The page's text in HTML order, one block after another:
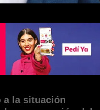
a la situación